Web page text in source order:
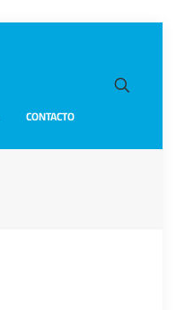
CONTACTO